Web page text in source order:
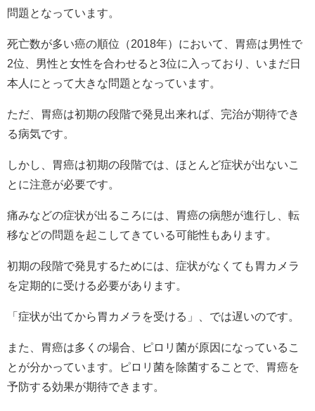
問題となっています。
死亡数が多い癌の順位（2018年）において、胃癌は男性で
2位、男性と女性を合わせると3位に入っており、いまだ日
本人にとって大きな問題となっています。
ただ、胃癌は初期の段階で発見出来れば、完治が期待でき
る病気です。
しかし、胃癌は初期の段階では、ほとんど症状が出ないこ
とに注意が必要です。
痛みなどの症状が出るころには、胃癌の病態が進行し、転
移などの問題を起こしてきている可能性もあります。
初期の段階で発見するためには、症状がなくても胃カメラ
を定期的に受ける必要があります。
「症状が出てから胃カメラを受ける」、では遅いのです。
また、胃癌は多くの場合、ピロリ菌が原因になっているこ
とが分かっています。ピロリ菌を除菌することで、胃癌を
予防する効果が期待できます。